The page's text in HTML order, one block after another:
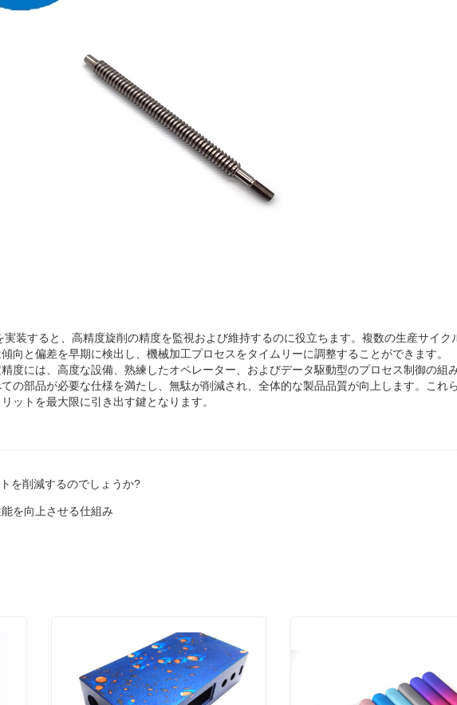
装すると、高精度旋削の精度を監視および維持するのに役立ちます。複数の生産サイク
向と偏差を早期に検出し、機械加工プロセスをタイムリーに調整することができます。
度には、高度な設備、熟練したオペレーター、およびデータ駆動型のプロセス制御の組
の部品が必要な仕様を満たし、無駄が削減され、全体的な製品品質が向上します。これ
ットを最大限に引き出す鍵となります。
を削減するのでしょうか?
を向上させる仕組み